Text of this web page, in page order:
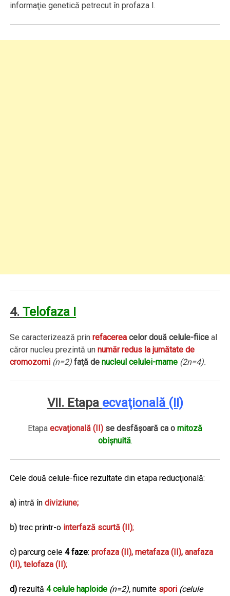
informaţie genetică petrecut în profaza I.
4.Telofaza I
Se caracterizează prinrefacerea celor două celule-fiice al
căror nucleu prezintă unnumăr redus la jumătate de
cromozomi (n=2) faţă de nucleul celulei-mame (2n=4).
VII. Etapa ecvaţională (II)
Etapa ecvaţională (II) se desfăşoară ca o mitoză
obişnuită.
Cele două celule-fiice rezultate din etapa reducţională:
a) intră îndiviziune;
b) trec printr-o interfază scurtă (II);
c) parcurg cele4 faze:profaza (II), metafaza (II), anafaza
(II), telofaza (II);
d) rezultă4 celule haploide (n=2), numite spori (celule